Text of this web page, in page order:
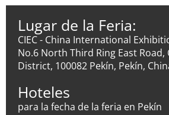
Lugar de la Feria:
CIEC - China International
No.6 North Third Ring East Road,
District, 100082 Pekín, Pekín,
Hoteles
para la fecha de la feria en Pekín